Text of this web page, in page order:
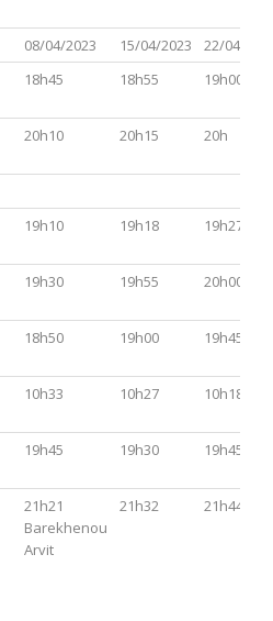
Hamoed
08/04/2023 15/04/2023
22/04/
18h45 18h55 19h00
20h10 20h15 20h
19h10 19h18 19h27
19h30 19h55 20h00
18h50 19h00 19h45
10h33 10h27 10h18
19h45 19h30 19h45
21h21
Barekhenou
Arvit
21h32 21h44